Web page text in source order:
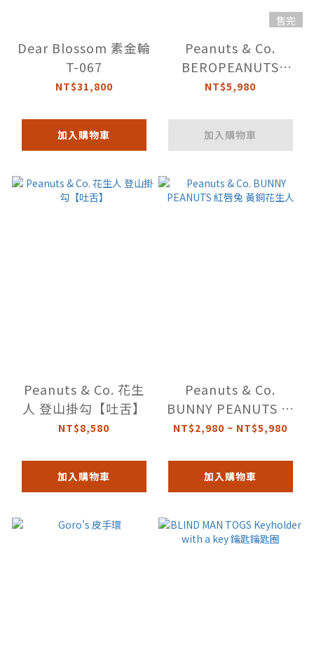
Dear Blossom 素金輪
T-067
NT$31,800
加入購物車
售完
Peanuts & Co.
BEROPEANUTS
CHAIN 1 花生人項鍊
NT$5,980
加入購物車
Peanuts & Co. 花生
人 登山掛勾【吐舌】
NT$8,580
加入購物車
Peanuts & Co.
BUNNY PEANUTS 紅
唇兔 黃銅花生人
NT$2,980 ~ NT$5,980
加入購物車